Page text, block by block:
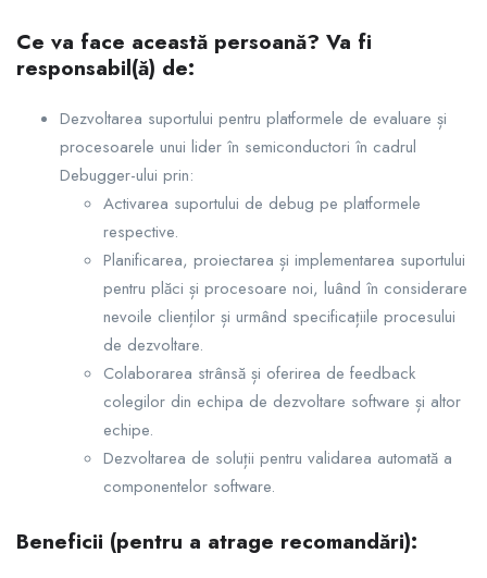
Ce va face această persoană? Va fi
responsabil(ă) de:
Dezvoltarea suportului pentru platformele de evaluare și
procesoarele unui lider în semiconductori în cadrul
Debugger-ului prin:
Activarea suportului de debug pe platformele
respective.
Planificarea, proiectarea și implementarea suportului
pentru plăci și procesoare noi, luând în considerare
nevoile clienților și urmând specificațiile procesului
de dezvoltare.
Colaborarea strânsă și oferirea de feedback
colegilor din echipa de dezvoltare software și altor
echipe.
Dezvoltarea de soluții pentru validarea automată a
componentelor software.
Beneficii (pentru a atrage recomandări):